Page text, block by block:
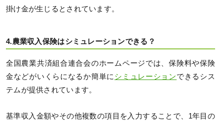
掛け金が生じるとされています。
4.農業収入保険はシミュレーションできる？
全国農業共済組合連合会のホームページでは、保険料や保険
金などがいくらになるか簡単に シミュレーションできるシス
テムが提供されています。
基準収入金額やその他複数の項目を入力することで、1年目の